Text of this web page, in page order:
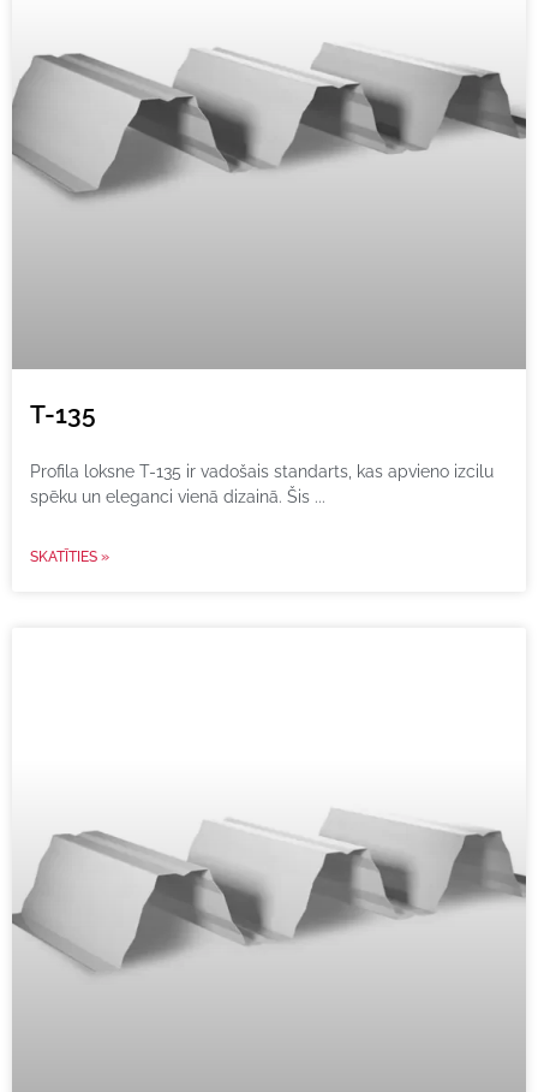
T-135
Profila loksne T-135 ir vadošais standarts, kas apvieno izcilu
spēku un eleganci vienā dizainā. Šis
SKATĪTIES »